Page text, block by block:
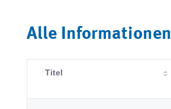
Alle Informationen
Titel